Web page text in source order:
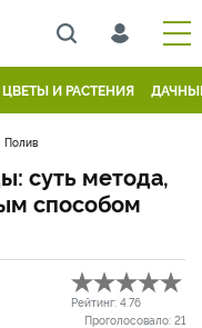
ЦВЕТЫ И РАСТЕНИЯ
Полив
суть метода,
способом
Рейтинг: 4.76
Проголосовало: 21